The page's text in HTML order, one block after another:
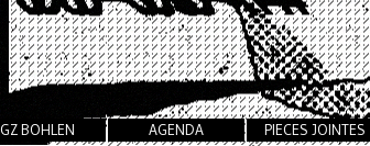
GZ BOHLEN
AGENDA
PIECES JOINTES